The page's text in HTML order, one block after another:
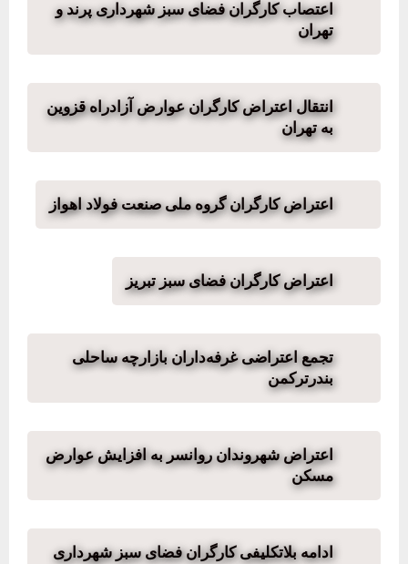
اعتصاب کارگران فضای سبز شهرداری پرند و
تهران
انتقال اعتراض کارگران عوارض آزادراه قزوین
به تهران
اعتراض کارگران گروه ملی صنعت فولاد اهواز
اعتراض کارگران فضای سبز تبریز
تجمع اعتراضی غرفه‌داران بازارچه ساحلی
بندرترکمن
اعتراض شهروندان روانسر به افزایش عوارض
مسکن
ادامه بلاتکلیفی کارگران فضای سبز شهرداری